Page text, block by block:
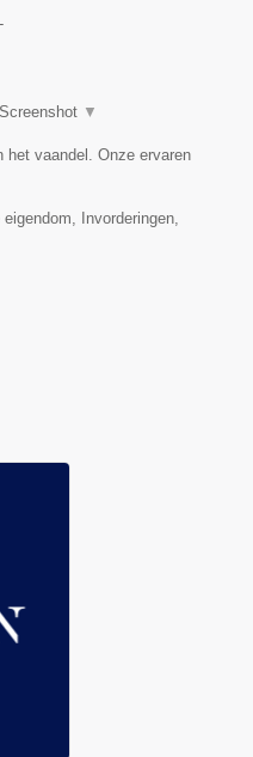
-
Screenshot ▼
het vaandel. Onze ervaren
Invorderingen,